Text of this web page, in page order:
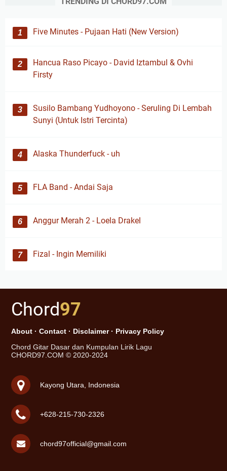
Five Minutes - Pujaan Hati (New Version)
Hancua Raso Picayo - David Iztambul & Ovhi
Firsty
Susilo Bambang Yudhoyono - Seruling Di Lembah
Sunyi (Untuk Istri Tercinta)
Alaska Thunderfuck - uh
FLA Band - Andai Saja
Anggur Merah 2 - Loela Drakel
Fizal - Ingin Memiliki
Chord97
About · Contact · Disclaimer· Privacy Policy
Chord Gitar Dasar dan Kumpulan Lirik Lagu
CHORD97.COM © 2020-2024
Kayong Utara, Indonesia
+628-215-730-2326
chord97official@gmail.com